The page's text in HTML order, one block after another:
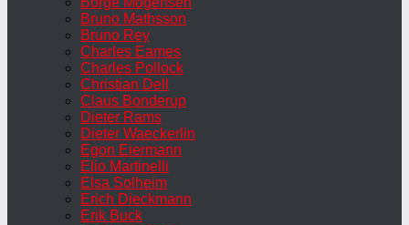
Bruno Mathsson
Bruno Rey
Charles Eames
Charles Pollock
Christian Dell
Claus Bonderup
Dieter Rams
Dieter Waeckerlin
Egon Eiermann
Elio Martinelli
Elsa Solheim
Erich Dieckmann
Erik Buck